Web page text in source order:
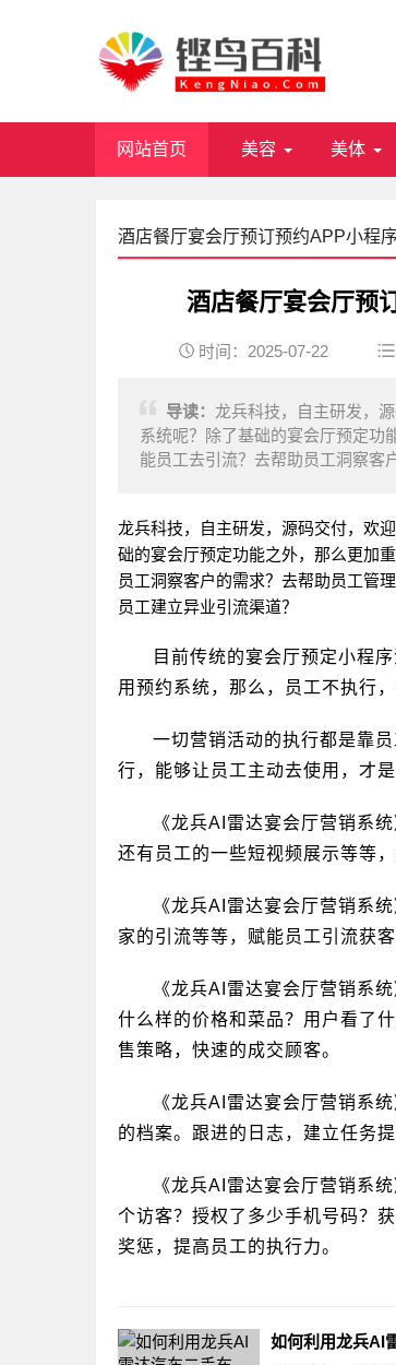
网站首页 美容 美体
酒店餐厅宴会厅预订预约APP小程
酒店餐厅宴会厅预
时间：2025-07-22
导读： 龙兵科技，自主研发，
系统呢？除了基础的宴会厅预定功
能员工去引流？去帮助员工洞察客
龙兵科技，自主研发，源码交付，欢
础的宴会厅预定功能之外，那么更加
员工洞察客户的需求？去帮助员工管
员工建立异业引流渠道？
目前传统的宴会厅预定小程
用预约系统，那么，员工不执行
一切营销活动的执行都是靠
行，能够让员工主动去使用，才
《龙兵AI雷达宴会厅营销系
还有员工的一些短视频展示等等
《龙兵AI雷达宴会厅营销系
家的引流等等，赋能员工引流获客
《龙兵AI雷达宴会厅营销系
什么样的价格和菜品？用户看了
售策略，快速的成交顾客。
《龙兵AI雷达宴会厅营销系
的档案。跟进的日志，建立任务
《龙兵AI雷达宴会厅营销系
个访客？授权了多少手机号码？
奖惩，提高员工的执行力。